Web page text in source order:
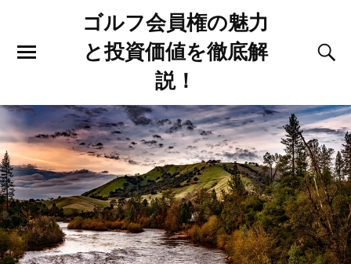
ゴルフ会員権の魅力
と投資価値を徹底解
説！